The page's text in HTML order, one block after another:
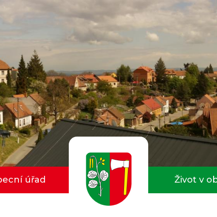
úřad Život v